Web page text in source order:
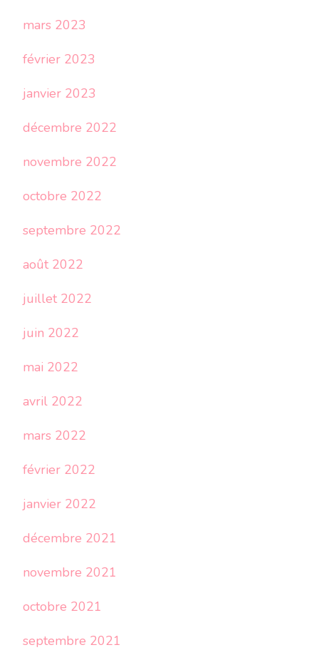
mars 2023
février 2023
janvier 2023
décembre 2022
novembre 2022
octobre 2022
septembre 2022
août 2022
juillet 2022
juin 2022
mai 2022
avril 2022
mars 2022
février 2022
janvier 2022
décembre 2021
novembre 2021
octobre 2021
septembre 2021